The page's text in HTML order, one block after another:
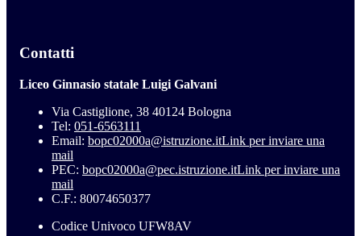
Contatti
Liceo Ginnasio statale Luigi Galvani
Via Castiglione, 38 40124 Bologna
Tel: 051-6563111
Email: bopc02000a@istruzione.itLink per inviare una
mail
PEC: bopc02000a@pec.istruzione.itLink per inviare una
mail
C.F.: 80074650377
Codice Univoco UFW8AV